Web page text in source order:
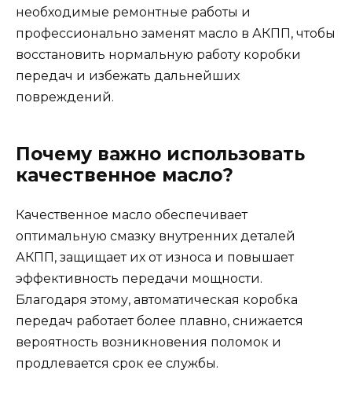
необходимые ремонтные работы и
профессионально заменят масло в АКПП, чтобы
восстановить нормальную работу коробки
передач и избежать дальнейших
повреждений.
Почему важно использовать
качественное масло?
Качественное масло обеспечивает
оптимальную смазку внутренних деталей
АКПП, защищает их от износа и повышает
эффективность передачи мощности.
Благодаря этому, автоматическая коробка
передач работает более плавно, снижается
вероятность возникновения поломок и
продлевается срок ее службы.